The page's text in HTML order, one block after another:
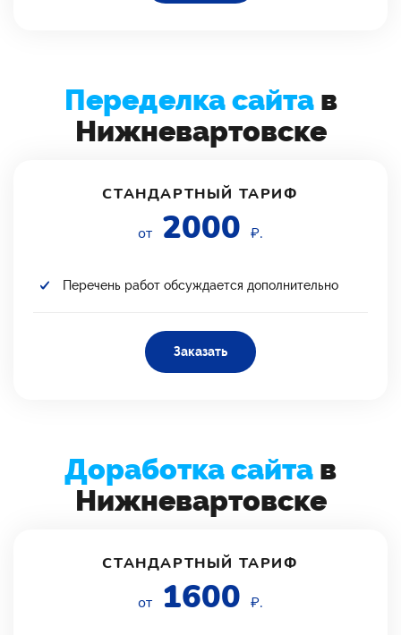
Переделка сайтав
Нижневартовске
СТАНДАРТНЫЙ ТАРИФ
от 2000 ₽.
Перечень работ обсуждается дополнительно
Заказать
Доработка сайта в
Нижневартовске
СТАНДАРТНЫЙ ТАРИФ
от 1600 ₽.